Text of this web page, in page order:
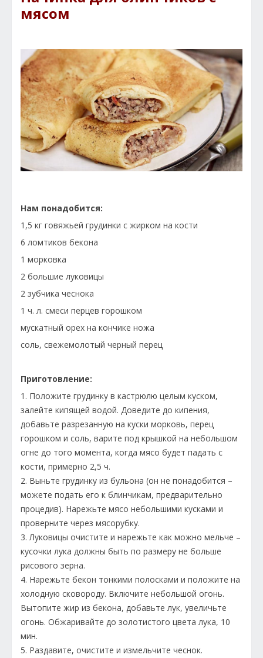
мясом
Нам понадобится:
1,5 кг говяжьей грудинки с жирком на кости
6 ломтиков бекона
1 морковка
2 большие луковицы
2 зубчика чеснока
1 ч. л. смеси перцев горошком
мускатный орех на кончике ножа
соль, свежемолотый черный перец
Приготовление:
1. Положите грудинку в кастрюлю целым куском,
залейте кипящей водой. Доведите до кипения,
добавьте разрезанную на куски морковь, перец
горошком и соль, варите под крышкой на небольшом
огне до того момента, когда мясо будет падать с
кости, примерно 2,5 ч.
2. Выньте грудинку из бульона (он не понадобится –
можете подать его к блинчикам, предварительно
процедив). Нарежьте мясо небольшими кусками и
проверните через мясорубку.
3. Луковицы очистите и нарежьте как можно мельче –
кусочки лука должны быть по размеру не больше
рисового зерна.
4. Нарежьте бекон тонкими полосками и положите на
холодную сковороду. Включите небольшой огонь.
Вытопите жир из бекона, добавьте лук, увеличьте
огонь. Обжаривайте до золотистого цвета лука, 10
мин.
5. Раздавите, очистите и измельчите чеснок.